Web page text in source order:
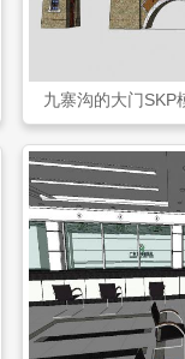
九寨沟的大门SKP